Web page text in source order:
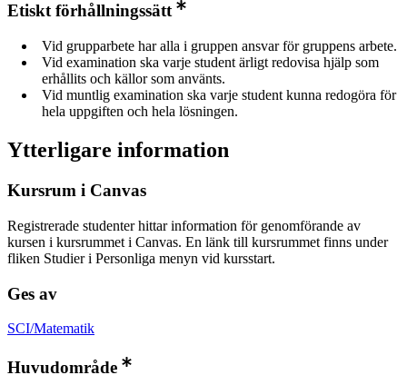
Etiskt förhållningssätt
Vid grupparbete har alla i gruppen ansvar för gruppens arbete.
Vid examination ska varje student ärligt redovisa hjälp som
erhållits och källor som använts.
Vid muntlig examination ska varje student kunna redogöra för
hela uppgiften och hela lösningen.
Ytterligare information
Kursrum i Canvas
Registrerade studenter hittar information för genomförande av
kursen i kursrummet i Canvas. En länk till kursrummet finns under
fliken Studier i Personliga menyn vid kursstart.
Ges av
SCI/Matematik
Huvudområde